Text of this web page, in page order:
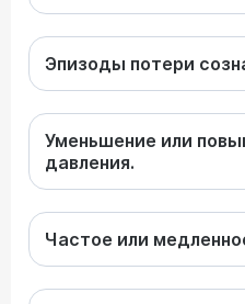
Эпизоды потери
Уменьшение или
давления.
Частое или